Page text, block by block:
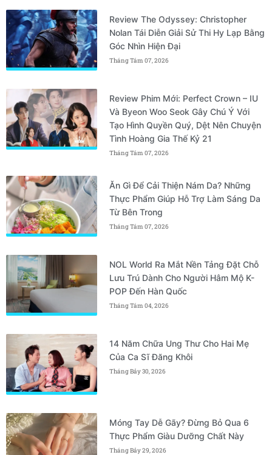
Review The Odyssey: Christopher
Nolan Tái Diễn Giải Sử Thi Hy Lạp Bằng
Góc Nhìn Hiện Đại
Tháng Tám 07, 2026
Review Phim Mới: Perfect Crown – IU
Và Byeon Woo Seok Gây Chú Ý Với
Tạo Hình Quyền Quý, Dệt Nên Chuyện
Tình Hoàng Gia Thế Kỷ 21
Tháng Tám 07, 2026
Ăn Gì Để Cải Thiện Nám Da? Những
Thực Phẩm Giúp Hỗ Trợ Làm Sáng Da
Từ Bên Trong
Tháng Tám 07, 2026
NOL World Ra Mắt Nền Tảng Đặt Chỗ
Lưu Trú Dành Cho Người Hâm Mộ K-
POP Đến Hàn Quốc
Tháng Tám 04, 2026
14 Năm Chữa Ung Thư Cho Hai Mẹ
Của Ca Sĩ Đăng Khôi
Tháng Bảy 30, 2026
Móng Tay Dễ Gãy? Đừng Bỏ Qua 6
Thực Phẩm Giàu Dưỡng Chất Này
Tháng Bảy 29, 2026